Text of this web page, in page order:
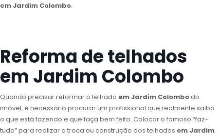
em Jardim Colombo.
Reforma de telhados
em Jardim Colombo
Quando precisar reformar o telhado em Jardim Colombodo
imóvel, é necessário procurar um profissional que realmente saiba
o que está fazendo e que faça bem feito. Colocar o famoso “faz-
tudo” para realizar a troca ou construção dos telhados em Jardim